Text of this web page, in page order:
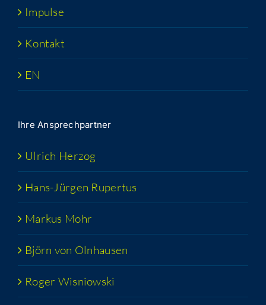
Impul­se
Kon­takt
EN
Ihre Ansprech­part­ner
Ulrich Her­zog
Hans-Jür­­gen Rupertus
Mar­kus Mohr
Björn von Olnhausen
Roger Wis­niow­ski